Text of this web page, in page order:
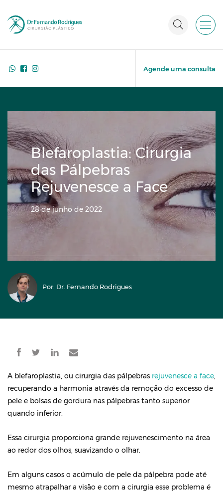
Agende uma consulta
Blefaroplastia: Cirurgia
das Pálpebras
Rejuvenesce a Face
28 de junho de 2022
Por: Dr. Fernando Rodrigues
A blefaroplastia, ou cirurgia das pálpebras rejuvenesce a face,
recuperando a harmonia através da remoção do excesso de
pele e bolsas de gordura nas pálpebras tanto superior
quando inferior.
Essa cirurgia proporciona grande rejuvenescimento na área
ao redor dos olhos, suavizando o olhar.
Em alguns casos o acúmulo de pele da pálpebra pode até
mesmo atrapalhar a visão e com a cirurgia esse problema é